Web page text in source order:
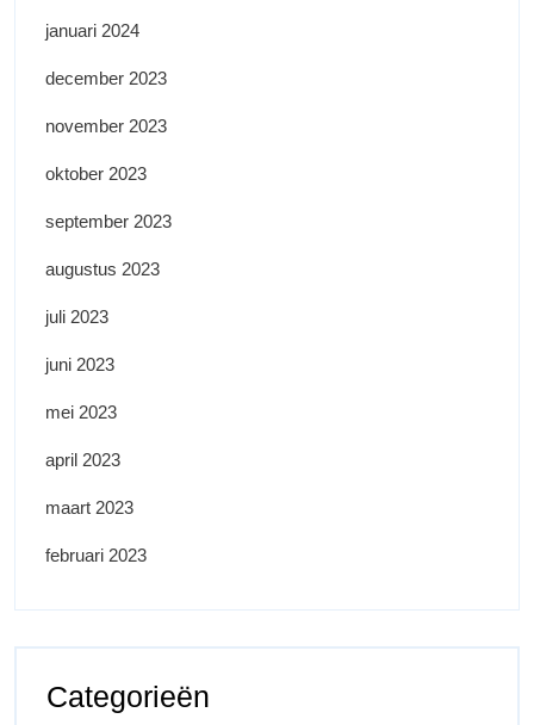
januari 2024
december 2023
november 2023
oktober 2023
september 2023
augustus 2023
juli 2023
juni 2023
mei 2023
april 2023
maart 2023
februari 2023
Categorieën